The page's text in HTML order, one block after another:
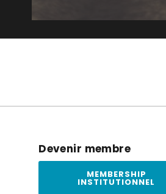
Devenir membre
MEMBERSHIP
INSTITUTIONNEL